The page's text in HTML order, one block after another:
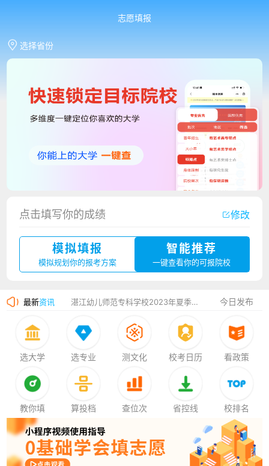
志愿填报
选择省份
点击填写你的成绩 修改
模拟填报
模拟规划你的报考方案
智能推荐
一键查看你的可报院校
最新资讯
厦门大学嘉庚学院2023年艺术类招生简章
湛江幼儿师范专科学校2023年夏季高考招生简章
香港中文大学（深圳）2023年夏季高考招生简章
今日发布
选大学 选专业 测文化 校考日历 看政策
教你填 算投档 查位次 省控线 校排名